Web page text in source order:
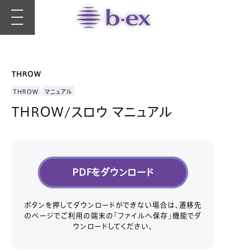
THROW
THROW マニュアル
THROW/スロウ マニュアル
PDFをダウンロード
ボタンを押してダウンロードができない場合は、遷移先
のページでご利用の端末の「ファイルへ保存」機能でダ
ウンロードしてください。